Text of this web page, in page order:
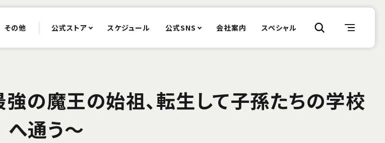
その他 公式ストア スケジュール 公式SNS 会社案内 スペシャル
の魔王の始祖、転生して子孫たちの学校
へ通う～